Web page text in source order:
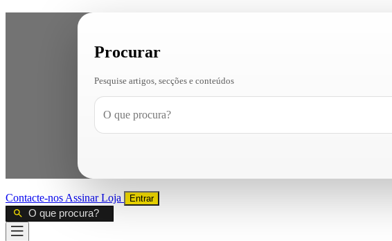
Procurar
Pesquise artigos, secções e conteúdos
Contacte-nos AssinarLoja Entrar